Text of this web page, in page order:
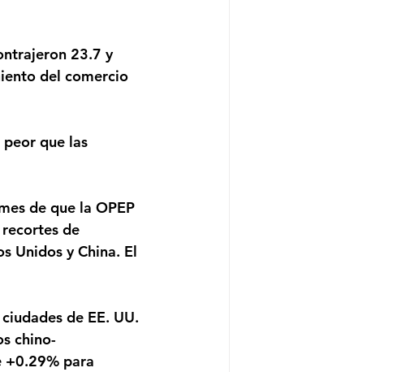
del comercio
de
Unidos y China. El
chino-
+0.29% para